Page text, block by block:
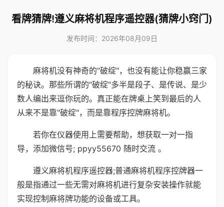
看牌猜牌!遵义麻将机程序遥控器(猜牌小窍门)
发布时间：2026年08月09日
麻将机没有神奇的"破绽"，也没有能让你稳赢三家
的秘诀。那些所谓的"破绽"多半是段子、是传说、是少
数人编出来逗你玩的。真正能在牌桌上笑到最后的人
从来不是靠"破绽"，而是靠程序控牌麻将机。
若你在仪器使用上需要帮助，想获取一对一指
导，添加微信号; ppyy55670 随时交流 。
遵义麻将机程序遥控器;普通麻将机程序控牌器一
般是指通过一些无需对麻将机进行复杂安装操作就能
实现控制麻将牌功能的设备或工具。